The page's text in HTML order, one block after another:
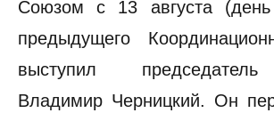
Союзом с 13 августа (день
предыдущего
выступил
Владимир Черницкий. Он